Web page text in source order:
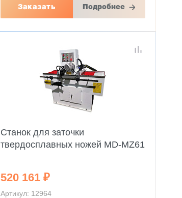
Заказать Подробнее
Станок для заточки
твердосплавных ножей MD-MZ61
520 161 ₽
Артикул: 12964